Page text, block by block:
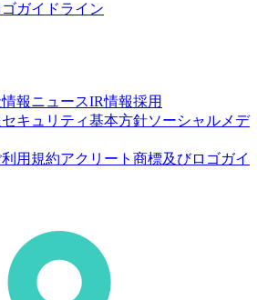
ガイドライン
報ニュースIR情報採用
キュリティ基本方針ソーシャルメデ
用規約アクリート商標及びロゴガイ